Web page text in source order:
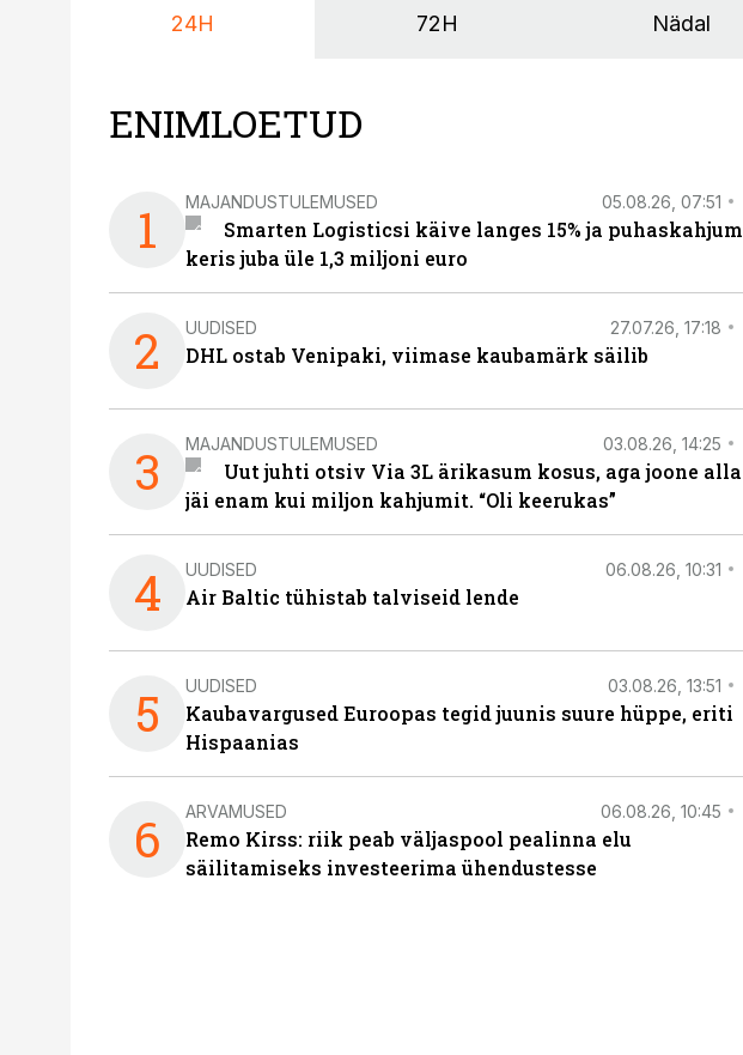
24H 72H Nädal
ENIMLOETUD
1 MAJANDUSTULEMUSED 05.08.26, 07:51
Smarten Logisticsi käive langes 15% ja puhaskahjum
keris juba üle 1,3 miljoni euro
2 UUDISED 27.07.26, 17:18
DHL ostab Venipaki, viimase kaubamärk säilib
3 MAJANDUSTULEMUSED 03.08.26, 14:25
Uut juhti otsiv Via 3L ärikasum kosus, aga joone alla
jäi enam kui miljon kahjumit. “Oli keerukas”
4 UUDISED 06.08.26, 10:31
Air Baltic tühistab talviseid lende
5 UUDISED 03.08.26, 13:51
Kaubavargused Euroopas tegid juunis suure hüppe, eriti
Hispaanias
6 ARVAMUSED 06.08.26, 10:45
Remo Kirss: riik peab väljaspool pealinna elu
säilitamiseks investeerima ühendustesse